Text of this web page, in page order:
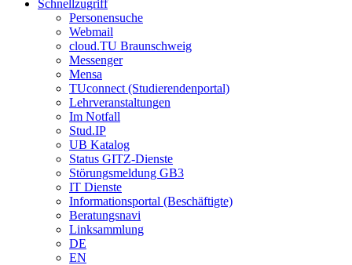
Schnellzugriff
Personensuche
Webmail
cloud.TU Braunschweig
Messenger
Mensa
TUconnect (Studierendenportal)
Lehrveranstaltungen
Im Notfall
Stud.IP
UB Katalog
Status GITZ-Dienste
Störungsmeldung GB3
IT Dienste
Informationsportal (Beschäftigte)
Beratungsnavi
Linksammlung
DE
EN